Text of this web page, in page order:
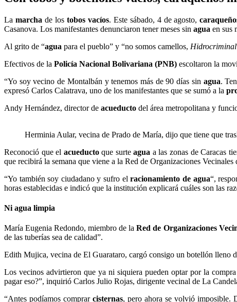
La marcha de lostobos vacíos. Este sábado, 4 de agosto,
Casanova. Los manifestantes denunciaron tener meses sin agua en sus
Al grito de “agua para el pueblo” y “no somos camellos, Hidrocriminal
Efectivos de la Policía Nacional Bolivariana (PNB) escoltaron la
“Yo soy vecino de Montalbán y tenemos más de 90 días sin agua.
expresó Carlos Calatrava, uno de los manifestantes que se sumó a la
Andy Hernández, director de acueducto del área metropolitana y
Herminia Aular, vecina de Prado de María, dijo que tiene que
Reconoció que el acueductoque surteagua a las zonas de Caracas
que recibirá la semana que viene a la Red de Organizaciones Vecinales
“Yo también soy ciudadano y sufro elracionamiento de agua“,
horas establecidas e indicó que la institución explicará cuáles son las
Ni agua limpia
María Eugenia Redondo, miembro de laRed de Organizaciones
de las tuberías sea de calidad”.
Edith Mujica, vecina de El Guarataro, cargó consigo un botellón lleno
Los vecinos advirtieron que ya ni siquiera pueden optar por la
pagar eso?”, inquirió Carlos Julio Rojas, dirigente vecinal de La
“Antes podíamos comprar cisternas, pero ahora se volvió imposible.